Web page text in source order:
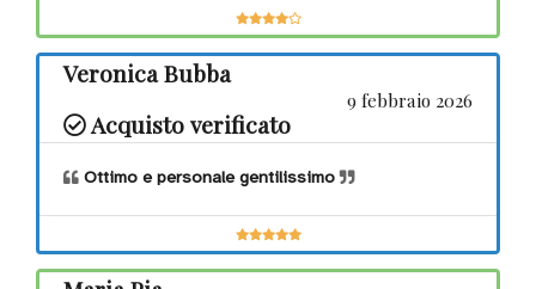
Motricità
fine
grossa
Veronica Bubba
9 febbraio 2026
Acquisto verificato
Ottimo e personale gentilissimo